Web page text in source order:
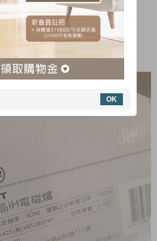
燒，溫度過熱保護
OK